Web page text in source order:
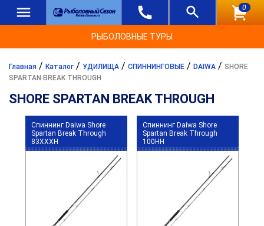
0
РЫБОЛОВНЫЕ ТУРЫ
Главная / Каталог / УДИЛИЩА / СПИННИНГОВЫЕ / DAIWA / SHORE
SPARTAN BREAK THROUGH
SHORE SPARTAN BREAK THROUGH
Спиннинг Daiwa Shore
Spartan Break Through
83XXXH
Спиннинг Daiwa Shore
Spartan Break Through
100HH